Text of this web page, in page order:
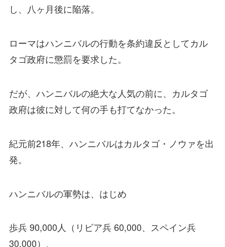
し、八ヶ月後に陥落。
ローマはハンニバルの行動を条約違反としてカル
タゴ政府に懲罰を要求した。
だが、ハンニバルの絶大な人気の前に、カルタゴ
政府は彼に対して何の手も打てなかった。
紀元前218年、ハンニバルはカルタゴ・ノウァを出
発。
ハンニバルの軍勢は、はじめ
歩兵 90,000人（リビア兵 60,000、スペイン兵
30,000）、